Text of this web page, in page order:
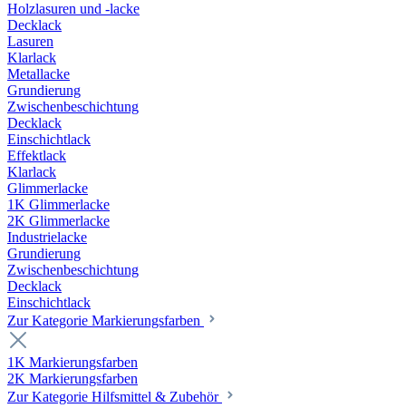
Holzlasuren und -lacke
Decklack
Lasuren
Klarlack
Metallacke
Grundierung
Zwischenbeschichtung
Decklack
Einschichtlack
Effektlack
Klarlack
Glimmerlacke
1K Glimmerlacke
2K Glimmerlacke
Industrielacke
Grundierung
Zwischenbeschichtung
Decklack
Einschichtlack
Zur Kategorie Markierungsfarben
1K Markierungsfarben
2K Markierungsfarben
Zur Kategorie Hilfsmittel & Zubehör